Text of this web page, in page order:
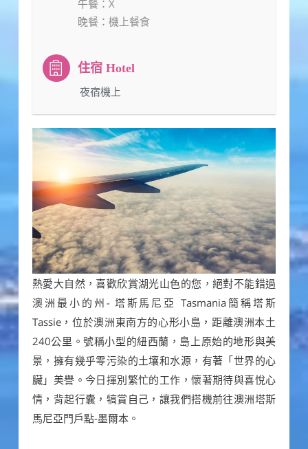
午餐 ：X
晚餐 ：機上餐食
：夜宿機上
熱愛大自然，喜歡欣賞湖光山色的您，絕對不能錯過
澳洲最小的州- 塔斯馬尼亞 Tasmania簡稱塔斯
Tassie，位於澳洲東南方的心形小島，距離澳洲本土
240公里。號稱小型的紐西蘭，島上原始的地形與美
景，擁有幾乎零污染的土壤和水源，有著「世界的心
臟」美譽。今日揮別繁忙的工作，懷著期待與喜悅心
情，背起行囊，犒賞自己，讓我們搭機前往澳洲塔斯
馬尼亞門戶點-墨爾本。